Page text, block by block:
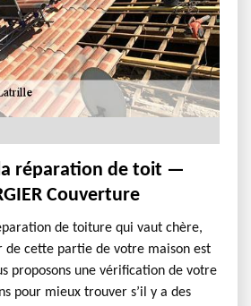
réparation de toit —
Couverture
de toiture qui vaut chère,
cette partie de votre maison est
proposons une vérification de votre
pour mieux trouver s’il y a des